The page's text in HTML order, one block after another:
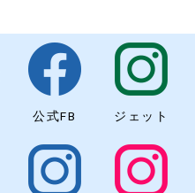
公式FB ジェット